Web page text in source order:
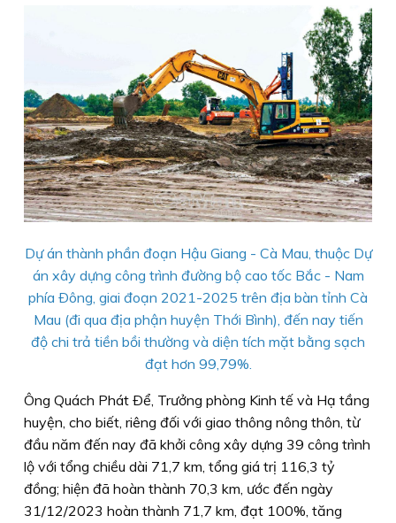
Dự án thành phần đoạn Hậu Giang - Cà Mau, thuộc Dự
án xây dựng công trình đường bộ cao tốc Bắc - Nam
phía Ðông, giai đoạn 2021-2025 trên địa bàn tỉnh Cà
Mau (đi qua địa phận huyện Thới Bình), đến nay tiến
độ chi trả tiền bồi thường và diện tích mặt bằng sạch
đạt hơn 99,79%.
Ông Quách Phát Ðể, Trưởng phòng Kinh tế và Hạ tầng
huyện, cho biết, riêng đối với giao thông nông thôn, từ
đầu năm đến nay đã khởi công xây dựng 39 công trình
lộ với tổng chiều dài 71,7 km, tổng giá trị 116,3 tỷ
đồng; hiện đã hoàn thành 70,3 km, ước đến ngày
31/12/2023 hoàn thành 71,7 km, đạt 100%, tăng